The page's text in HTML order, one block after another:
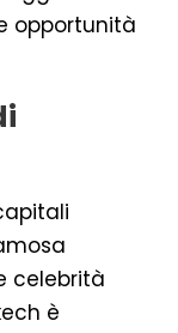
opportunità
celebrità
è